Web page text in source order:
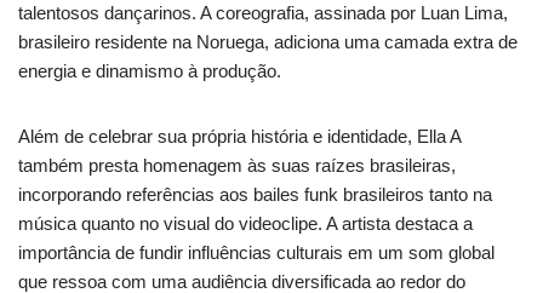
talentosos dançarinos. A coreografia, assinada por Luan Lima,
brasileiro residente na Noruega, adiciona uma camada extra de
energia e dinamismo à produção.
Além de celebrar sua própria história e identidade, Ella A
também presta homenagem às suas raízes brasileiras,
incorporando referências aos bailes funk brasileiros tanto na
música quanto no visual do videoclipe. A artista destaca a
importância de fundir influências culturais em um som global
que ressoa com uma audiência diversificada ao redor do